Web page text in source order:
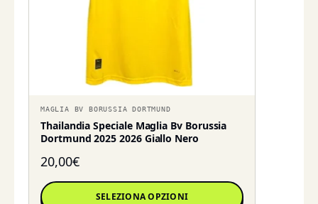
MAGLIA BV BORUSSIA DORTMUND
Thailandia Speciale Maglia Bv Borussia
Dortmund 2025 2026 Giallo Nero
20,00€
SELEZIONA OPZIONI